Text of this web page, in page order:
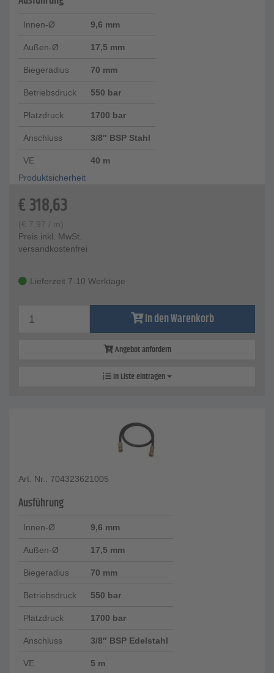
Innen-Ø 9,6 mm
Außen-Ø 17,5 mm
Biegeradius 70 mm
Betriebsdruck 550 bar
Platzdruck 1700 bar
Anschluss 3/8″ BSP Stahl
VE
40 m
Produktsicherheit
€318,63
(€ 7,97 / m)
Preis inkl. MwSt.
versandkostenfrei
Lieferzeit 7-10 Werktage
In den Warenkorb
Angebot anfordern
In Liste eintragen
Art. Nr.: 704323621005
Ausführung
Innen-Ø 9,6 mm
Außen-Ø 17,5 mm
Biegeradius 70 mm
Betriebsdruck 550 bar
Platzdruck 1700 bar
Anschluss 3/8″ BSP Edelstahl
VE
5 m